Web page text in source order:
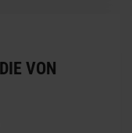
VON